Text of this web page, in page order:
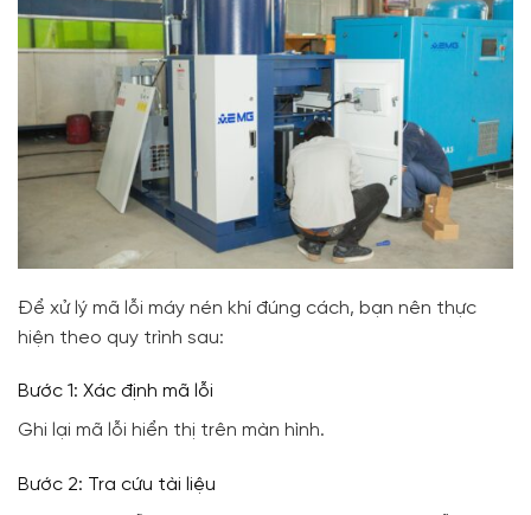
Để xử lý mã lỗi máy nén khí đúng cách, bạn nên thực
hiện theo quy trình sau:
Bước 1: Xác định mã lỗi
Ghi lại mã lỗi hiển thị trên màn hình.
Bước 2: Tra cứu tài liệu